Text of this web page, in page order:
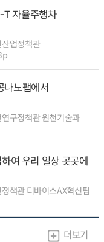
T 자율주행차
업정책관
나노팹에서
구정책관 원천기술과
여 우리 일상 곳곳에
책관 디바이스AX혁신팀
더보기